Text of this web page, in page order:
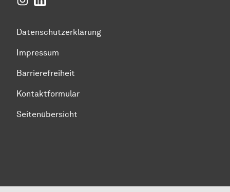
Datenschutzerklärung
Impressum
Barrierefreiheit
Kontaktformular
Seitenübersicht